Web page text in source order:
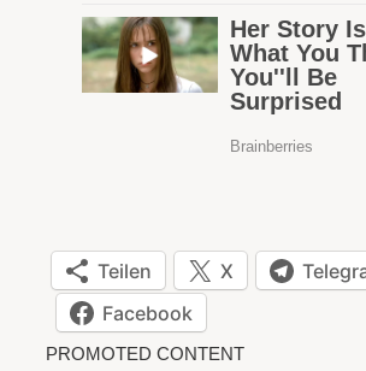
Teilen X
Facebook